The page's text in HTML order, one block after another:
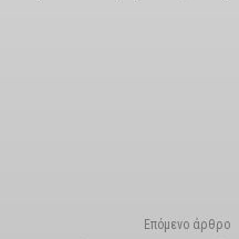
Επόμενο άρθρο